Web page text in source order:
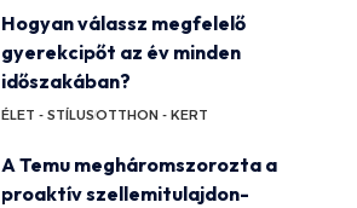
Hogyan válassz megfelelő
gyerekcipőt az év minden
időszakában?
ÉLET - STÍLUSOTTHON - KERT
A Temu megháromszorozta a
proaktív szellemitulajdon-